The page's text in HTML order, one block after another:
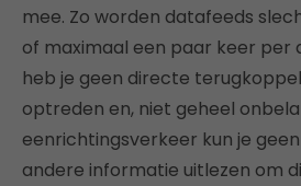
mee. Zo worden datafeeds
of maximaal een paar keer per
heb je geen directe
optreden en, niet geheel
eenrichtingsverkeer kun je
andere informatie uitlezen om